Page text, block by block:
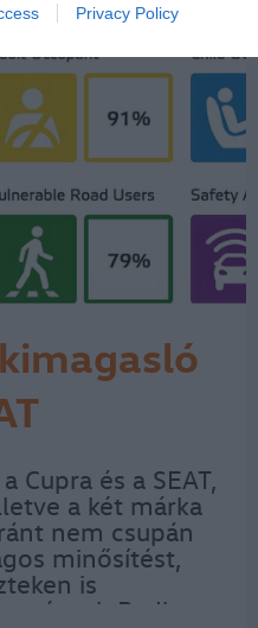
Privacy Policy
Cupra és a SEAT,
a két márka
nem csupán
minősítést,
is
ért el. Pedig az